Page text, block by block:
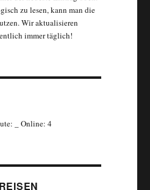
zu lesen, kann man die
Wir aktualisieren
immer täglich!
Online: 4